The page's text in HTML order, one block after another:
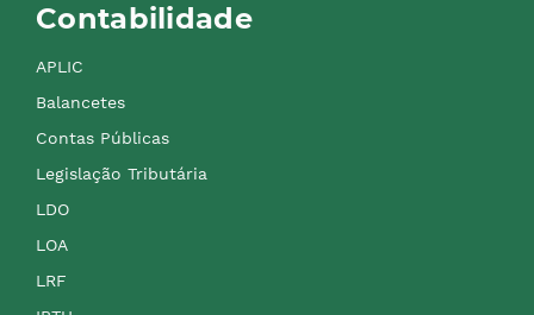
Contabilidade
APLIC
Balancetes
Contas Públicas
Legislação Tributária
LDO
LOA
LRF